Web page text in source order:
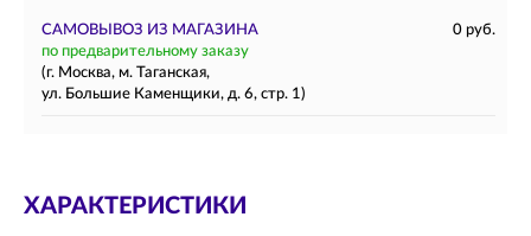
САМОВЫВОЗ ИЗ МАГАЗИНА
0 руб.
по предварительному заказу
(г. Москва, м. Таганская,
ул. Большие Каменщики, д. 6, стр. 1)
ХАРАКТЕРИСТИКИ